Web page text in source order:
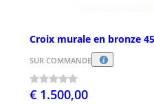
Croix murale en bronze
SUR COMMANDE
€ 1.500,00